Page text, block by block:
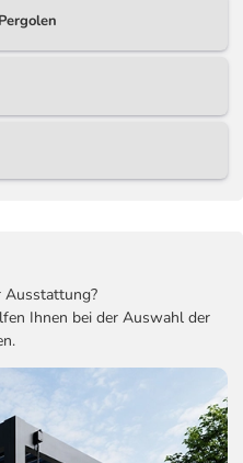
zur Montage
Ausstattung?
Ihnen bei der Auswahl der